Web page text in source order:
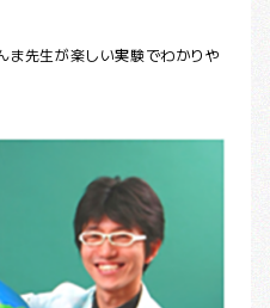
ま先生が楽しい実験でわかりや